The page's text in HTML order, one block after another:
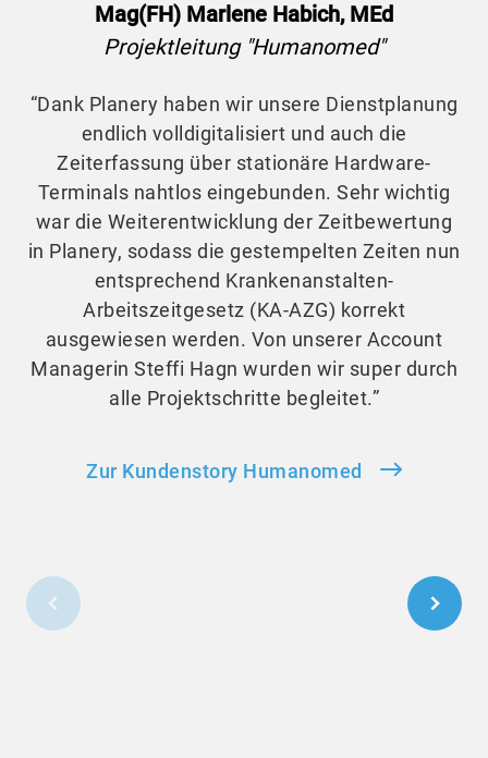
Mag(FH) Marlene Habich, MEd
Projektleitung "Humanomed"
“Dank Planery haben wir unsere Dienstplanung
endlich volldigitalisiert und auch die
Zeiterfassung über stationäre Hardware-
Terminals nahtlos eingebunden. Sehr wichtig
war die Weiterentwicklung der Zeitbewertung
in Planery, sodass die gestempelten Zeiten nun
entsprechend Krankenanstalten-
Arbeitszeitgesetz (KA-AZG) korrekt
ausgewiesen werden. Von unserer Account
Managerin Steffi Hagn wurden wir super durch
alle Projektschritte begleitet.”
Zur Kundenstory Humanomed